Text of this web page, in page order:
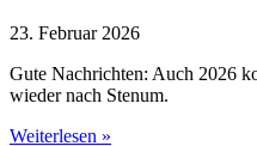
23. Februar 2026
Gute Nachrichten: Auch 2026
wieder nach Stenum.
Weiterlesen »